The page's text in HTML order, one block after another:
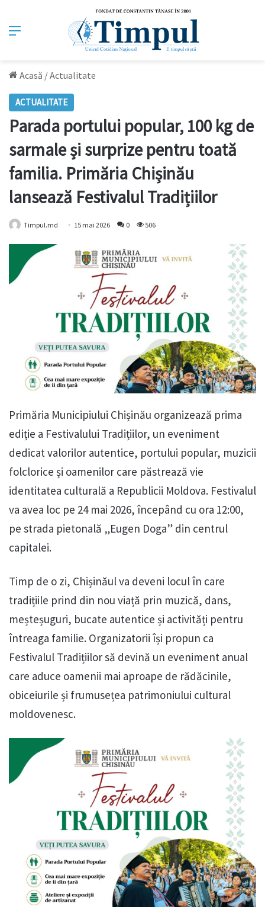
Meniu
Acasă /Actualitate
ACTUALITATE
Parada portului popular, 100 kg de
sarmale și surprize pentru toată
familia. Primăria Chișinău
lansează Festivalul Tradițiilor
Timpul.md 15 mai 2026 0 506
Primăria Municipiului Chișinău organizează prima
ediție a Festivalului Tradițiilor, un eveniment
dedicat valorilor autentice, portului popular, muzicii
folclorice și oamenilor care păstrează vie
identitatea culturală a Republicii Moldova. Festivalul
va avea loc pe 24 mai 2026, începând cu ora 12:00,
pe strada pietonală „Eugen Doga” din centrul
capitalei.
Timp de o zi, Chișinăul va deveni locul în care
tradițiile prind din nou viață prin muzică, dans,
meșteșuguri, bucate autentice și activități pentru
întreaga familie. Organizatorii își propun ca
Festivalul Tradițiilor să devină un eveniment anual
care aduce oamenii mai aproape de rădăcinile,
obiceiurile și frumusețea patrimoniului cultural
moldovenesc.